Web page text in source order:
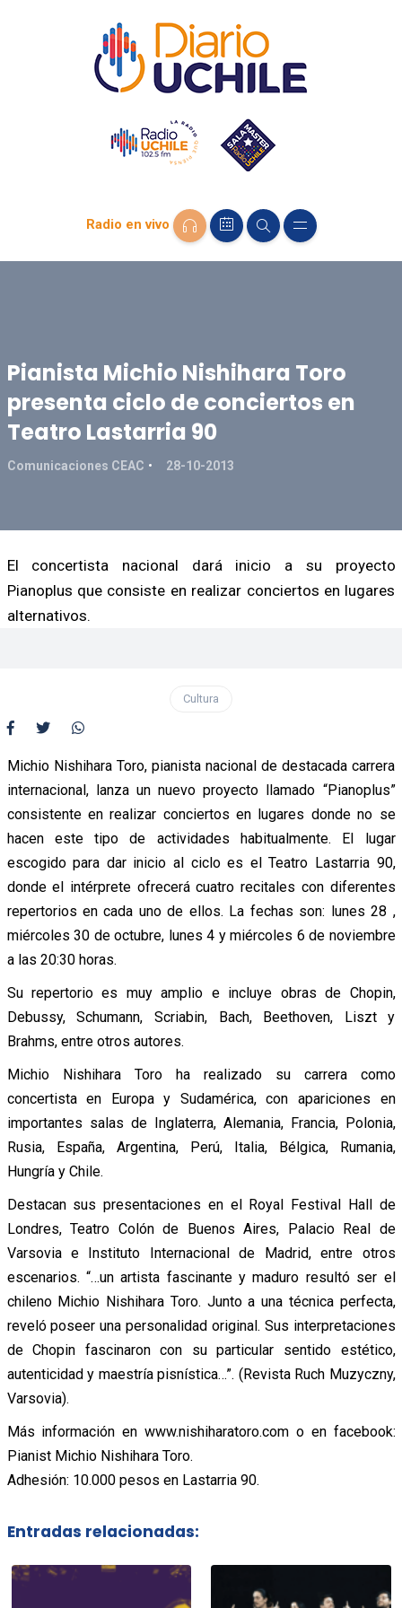
Radio en vivo
Pianista Michio Nishihara Toro
presenta ciclo de conciertos en
Teatro Lastarria 90
Comunicaciones CEAC 28-10-2013
El concertista nacional dará inicio a su proyecto
Pianoplus que consiste en realizar conciertos en lugares
alternativos.
Cultura
Michio Nishihara Toro, pianista nacional de destacada carrera
internacional, lanza un nuevo proyecto llamado “Pianoplus”
consistente en realizar conciertos en lugares donde no se
hacen este tipo de actividades habitualmente. El lugar
escogido para dar inicio al ciclo es el Teatro Lastarria 90,
donde el intérprete ofrecerá cuatro recitales con diferentes
repertorios en cada uno de ellos. La fechas son: lunes 28 ,
miércoles 30 de octubre, lunes 4 y miércoles 6 de noviembre
a las 20:30 horas.
Su repertorio es muy amplio e incluye obras de Chopin,
Debussy, Schumann, Scriabin, Bach, Beethoven, Liszt y
Brahms, entre otros autores.
Michio Nishihara Toro ha realizado su carrera como
concertista en Europa y Sudamérica, con apariciones en
importantes salas de Inglaterra, Alemania, Francia, Polonia,
Rusia, España, Argentina, Perú, Italia, Bélgica, Rumania,
Hungría y Chile.
Destacan sus presentaciones en el Royal Festival Hall de
Londres, Teatro Colón de Buenos Aires, Palacio Real de
Varsovia e Instituto Internacional de Madrid, entre otros
escenarios. “…un artista fascinante y maduro resultó ser el
chileno Michio Nishihara Toro. Junto a una técnica perfecta,
reveló poseer una personalidad original. Sus interpretaciones
de Chopin fascinaron con su particular sentido estético,
autenticidad y maestría pisnística…”. (Revista Ruch Muzyczny,
Varsovia).
Más información en www.nishiharatoro.com o en facebook:
Pianist Michio Nishihara Toro.
Adhesión: 10.000 pesos en Lastarria 90.
Entradas relacionadas: